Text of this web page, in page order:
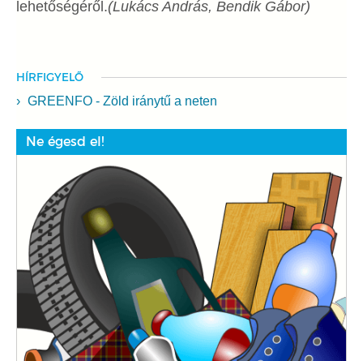
lehetőségéről.(Lukács András, Bendik Gábor)
HÍRFIGYELŐ
GREENFO - Zöld iránytű a neten
Ne égesd el!